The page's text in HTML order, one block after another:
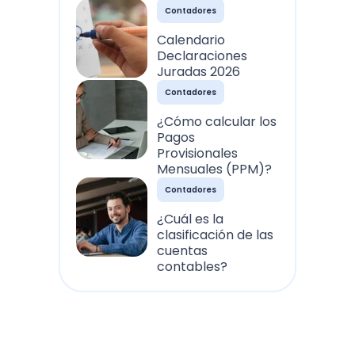
Contadores
Calendario
Declaraciones
Juradas 2026
Contadores
¿Cómo calcular los
Pagos
Provisionales
Mensuales (PPM)?
Contadores
¿Cuál es la
clasificación de las
cuentas
contables?